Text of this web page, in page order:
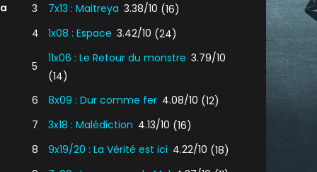
3
7x13 : Maitreya 3.38/10 (16)
4
1x08 : Espace 3.42/10 (24)
5
11x06 : Le Retour du monstre 3.79/10
(14)
6
8x09 : Dur comme fer 4.08/10 (12)
7
3x18 : Malédiction 4.13/10 (16)
8
9x19/20 : La Vérité est ici 4.22/10 (18)